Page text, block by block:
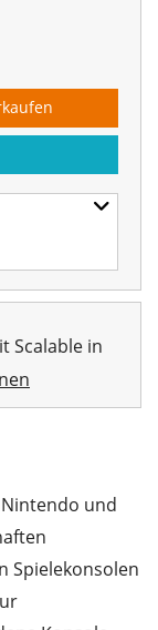
Scalable in
und
Spielekonsolen